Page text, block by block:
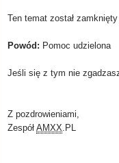
Ten temat został
Powód: Pomoc udzielona
Jeśli się z tym nie
Z pozdrowieniami,
ZespółAMXX .PL